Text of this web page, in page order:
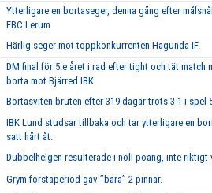
Ytterligare en bortaseger, denna gång efter
FBC Lerum
Härlig seger mot toppkonkurrenten Hagunda IF.
DM final för 5:e året i rad efter tight och tät match
borta mot Bjärred IBK
Bortasviten bruten efter 319 dagar trots 3-1 i spel
IBK Lund studsar tillbaka och tar ytterligare en
satt hårt åt.
Dubbelhelgen resulterade i noll poäng, inte riktigt
Grym förstaperiod gav ’’bara’’ 2 pinnar.